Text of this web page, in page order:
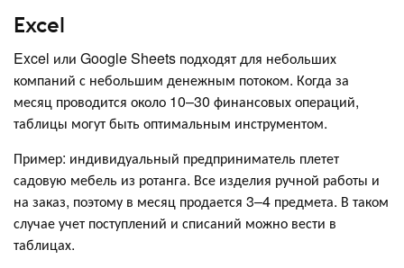
Excel
Excel или Google Sheets подходят для небольших
компаний с небольшим денежным потоком. Когда за
месяц проводится около 10–30 финансовых операций,
таблицы могут быть оптимальным инструментом.
Пример: индивидуальный предприниматель плетет
садовую мебель из ротанга. Все изделия ручной работы и
на заказ, поэтому в месяц продается 3–4 предмета. В таком
случае учет поступлений и списаний можно вести в
таблицах.